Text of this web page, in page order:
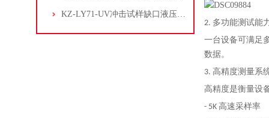
KZ-LY71-UV冲击试样缺口液压拉床
2. 多功能测试能
一台设备可满足
数据。
3. 高精度测量系
高精度是衡量设
- 5K 高速采样率